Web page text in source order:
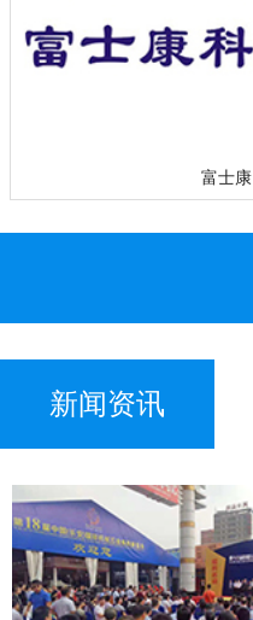
富士康
新闻资讯